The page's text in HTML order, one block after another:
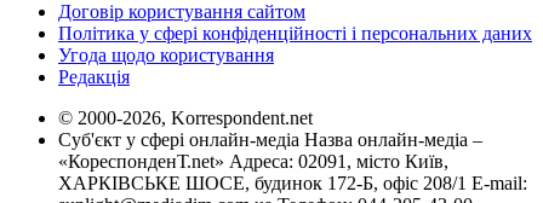
Договір користування сайтом
Політика у сфері конфіденційності і персональних даних
Угода щодо користування
Редакція
© 2000-2026, Korrespondent.net
Суб'єкт у сфері онлайн-медіа Назва онлайн-медіа –
«КореспонденТ.net» Адреса: 02091, місто Київ,
ХАРКІВСЬКЕ ШОСЕ, будинок 172-Б, офіс 208/1 E-mail: